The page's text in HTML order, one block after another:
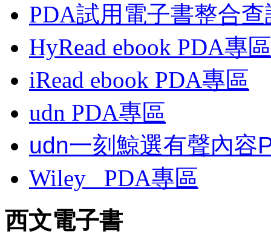
PDA試用電子書整合查
HyRead ebook PDA專區
iRead ebook PDA專區
udn PDA專區
udn一刻鯨選有聲內容
Wiley
PDA專區
西文電子書